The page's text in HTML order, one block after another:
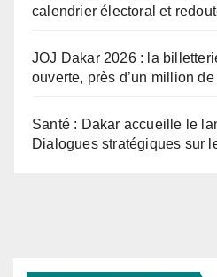
calendrier électoral et
JOJ Dakar 2026 : la
ouverte, près d’un million
Santé : Dakar accueille le
Dialogues stratégiques sur